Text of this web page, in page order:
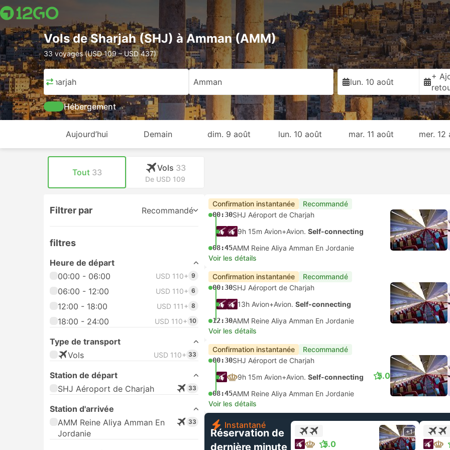
Vols de Sharjah (SHJ) à Amman (AMM)
33 voyages (USD 109 – USD 437)
Sharjah Amman lun. 10 août
+
Hébergement
Aujourd’hui Demain dim. 9 août lun. 10 août mar. 11 août mer. 12
Tout 33 Vols 33
De USD 109
Filtrer par Recommandé
filtres
Heure de départ
00:00 - 06:00
USD 110+ 9
06:00 - 12:00 USD 110+ 6
12:00 - 18:00 USD 111+ 8
18:00 - 24:00 USD 110+ 10
Type de transport
Vols
USD 110+ 33
Station de départ
SHJ Aéroport de Charjah
33
Station d'arrivée
AMM Reine Aliya Amman En
Jordanie
33
Confirmation instantanée Recommandé
00:30SHJ Aéroport de Charjah
9h 15m Avion+Avion. Self-connecting
08:45AMM Reine Aliya Amman En Jordanie
Voir les détails
Confirmation instantanée Recommandé
00:30SHJ Aéroport de Charjah
13h Avion+Avion. Self-connecting
12:30AMM Reine Aliya Amman En Jordanie
Voir les détails
Confirmation instantanée Recommandé
00:30SHJ Aéroport de Charjah
9h 15m Avion+Avion. Self-connecting
08:45AMM Reine Aliya Amman En Jordanie
5.0
Voir les détails
Instantané
Réservation de
dernière minute
5.0
+1